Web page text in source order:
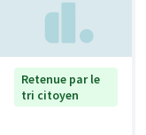
Retenue par le
tri citoyen